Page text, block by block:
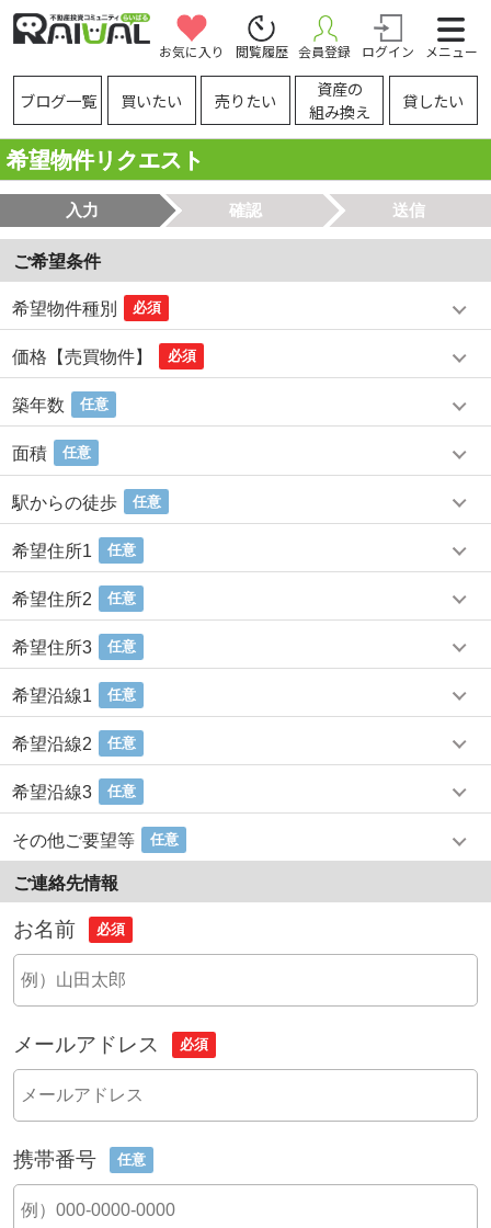
お気に入り 閲覧履歴 会員登録 ログイン メニュー
ブログ一覧 買いたい 売りたい
資産の
組み換え
貸したい
希望物件リクエスト
入力 確認 送信
ご希望条件
希望物件種別 必須
価格【売買物件】 必須
築年数 任意
面積 任意
駅からの徒歩 任意
希望住所1 任意
希望住所2 任意
希望住所3 任意
希望沿線1 任意
希望沿線2 任意
希望沿線3 任意
その他ご要望等 任意
ご連絡先情報
お名前 必須
メールアドレス 必須
携帯番号 任意